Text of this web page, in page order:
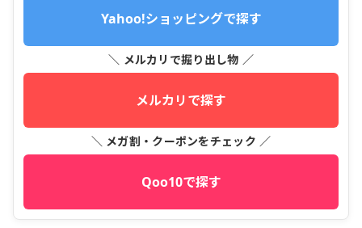
Yahoo!ショッピングで探す
＼ メルカリで掘り出し物 ／
メルカリで探す
＼ メガ割・クーポンをチェック ／
Qoo10で探す